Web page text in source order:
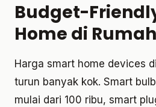
Budget-
Home di
Harga smart home devices
turun banyak kok. Smart
mulai dari 100 ribu, smart